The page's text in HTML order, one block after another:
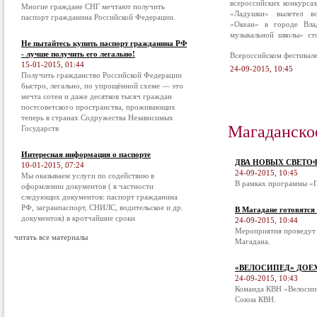
Многие граждане СНГ мечтают получить
паспорт гражданина Российской Федерации.
Не пытайтесь купить паспорт гражданина РФ
- лучше получить его легально!
15-01-2015, 01:44
Получить гражданство Российской Федерации
быстро, легально, по упрощённой схеме — это
мечта сотен и даже десятков тысяч граждан
постсоветского пространства, проживающих
теперь в странах Содружества Независимых
Государств
Интересная информация о паспорте
10-01-2015, 07:24
Мы оказываем услуги по содействию в
оформлении документов ( в частности
следующих документов: паспорт гражданина
РФ, загранпаспорт, СНИЛС, водительское и др.
документов) в кротчайшие сроки
читать все материалы
всероссийских
«Ладушки» вылетел
«Океан» в городе
музыкальной школы»
Всероссийском
24-09-2015, 10:45
ДВА НОВЫХ
24-09-2015, 10:45
В рамках программы
В Магадане
24-09-2015, 10:44
Мероприятия
Магадана.
«ВЕЛОСИПЕД»
24-09-2015, 10:43
Команда КВН
Союза КВН.